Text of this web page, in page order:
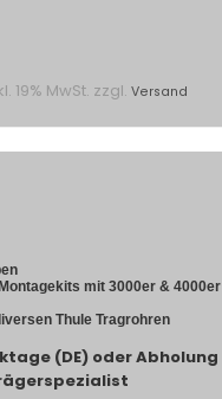
19% MwSt. zzgl. Versand
mit 3000er & 4000er
Thule Tragrohren
(DE) oder Abholung